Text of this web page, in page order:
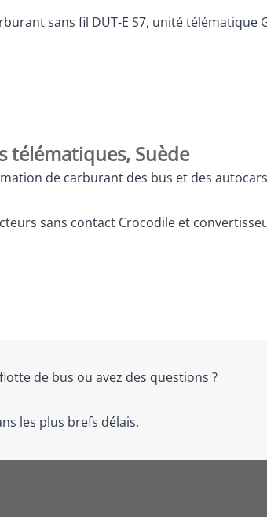
sans fil DUT-E S7, unité télématique
télématiques, Suède
de carburant des bus et des
sans contact Crocodile et
de bus ou avez des questions ?
les plus brefs délais.